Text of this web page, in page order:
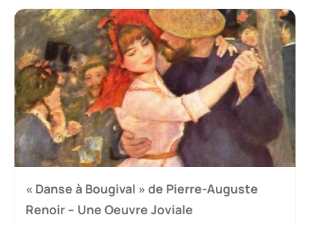
« Danse à Bougival » de Pierre-Auguste
Renoir – Une Oeuvre Joviale